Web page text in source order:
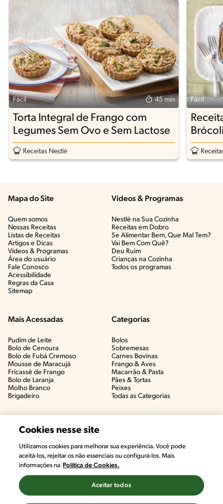
Fácil 45 min
Torta Integral de Frango com
Legumes Sem Ovo e Sem Lactose
Receitas Nestlé
Fácil
Mapa do Site
Quem somos
Nossas Receitas
Listas de Receitas​
Artigos e Dicas​
Vídeos & Programas​
Área do usuário
Fale Conosco
Acessibilidade
Regras da Casa
Sitemap
Vídeos & Programas​
Nestlé na Sua Cozinha
Receitas em Dobro
Se Alimentar Bem, Que Mal Tem?​
Vai Bem Com Quê?​
Deu Ruim​
Crianças na Cozinha​
Todos os programas
Mais Acessadas
Pudim de Leite
Bolo de Cenoura
Bolo de Fubá Cremoso
Mousse de Maracujá
Fricassê de Frango
Bolo de Laranja
Molho Branco
Brigadeiro
Categorias
Bolos
Sobremesas
Carnes Bovinas​
Frango & Aves​
Macarrão & Pasta​
Pães & Tortas​
Peixes
Todas as Categorias
Cookies nesse site
Utilizamos cookies para melhorar sua experiência. Você pode
aceitá-los, rejeitar os não essenciais ou configurá-los. Mais
informações na Política de Cookies.
Aceitar todos